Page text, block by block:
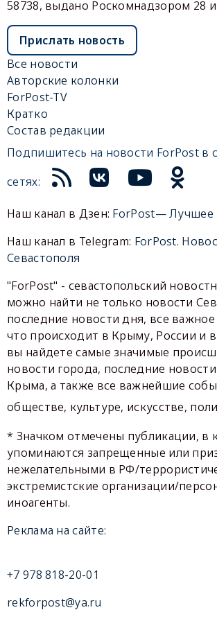
58738, выдано Роскомнадзором 28
Прислать новость
Все новости
Авторские колонки
ForPost-TV
Кратко
Состав редакции
Подпишитесь на новости ForPost в
сетях:
Наш канал в Дзен: ForPost— Лучшее
Наш канал в Telegram: ForPost.
Севастополя
"ForPost" - севастопольский
можно найти не только новости
последние новости дня, все
что происходит в Крыму, России и
вы найдете самые значимые
новости города, последние
Крыма, а также все важнейшие
обществе, культуре, искусстве,
* Значком отмечены публикации, в
упоминаются запрещенные или
нежелательными в РФ/
экстремистские организации/
иноагенты.
Реклама на сайте:
+7 978 818-20-01
rekforpost@ya.ru